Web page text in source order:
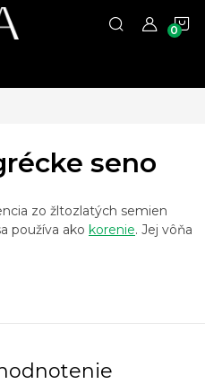
seno
zo žltozlatých semien
používa ako korenie. Jej vôňa